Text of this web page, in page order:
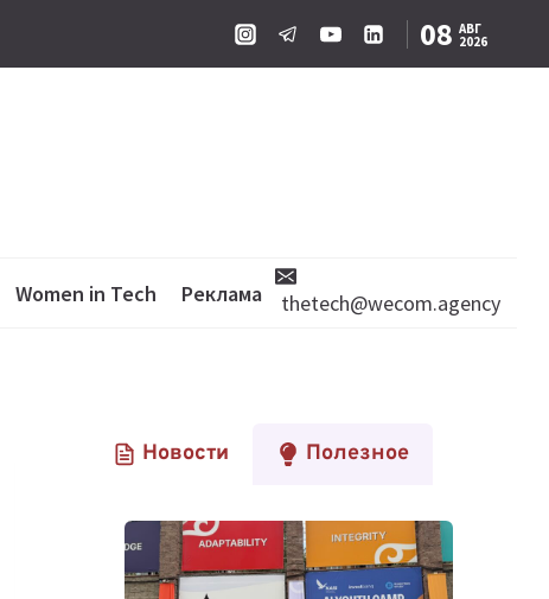
08 АВГ
2026
Women in Tech Реклама thetech@wecom.agency
Новости Полезное